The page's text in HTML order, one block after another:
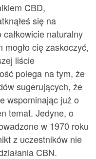
CBD,
się na
naturalny
cię zaskoczyć,
liście
polega na tym, że
sugerujących, że
wspominając już o
temat. Jedyne, o
w 1970 roku
z uczestników nie
CBN.